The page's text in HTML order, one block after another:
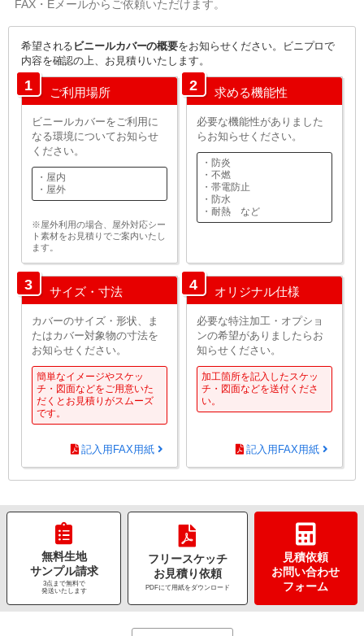
FAX・Eメールからご依頼いただけます。
希望される ビニールカバーの概要をお知らせください。ビニプロで
内容を確認の上、お見積りいたします。
1 ご利用場所
ビニールカバーをご利用に
なる環境についてお知らせ
ください。
・屋内
・屋外
※屋外利用の場合、屋外対応シー
ト素材をお見積りでご案内いたし
ます。
2 求める機能性
必要な機能性がありました
らお知らせください。
・防炎
・不燃
・帯電防止
・防水
・耐熱 など
3 サイズ・寸法
カバーのサイズ・形状、ま
たはカバー対象物の寸法を
お知らせください。
簡単なイメージやスケッ
チ・図面などをご用意いた
だくとお見積りがスムーズ
です。
記入用FAX用紙
4 オリジナル仕様
必要な特注加工・オプショ
ンの希望がありましたらお
知らせください。
加工箇所を記入したスケッ
チ・図面などを送付くださ
い。
記入用FAX用紙
無料生地
サンプル請求
3点まで無料で
発送いたします
フリースケッチ
お見積り依頼
PDFにて用紙をダウンロード
見積依頼
お問い合わせ
フォーム